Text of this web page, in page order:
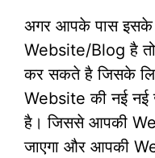
अगर आपके पास इसके
Website/Blog है
कर सकते है जिसके
Website की नई
है। जिससे आपकी
जाएगा और आपकी